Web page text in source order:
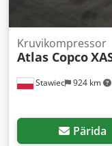
Stawiec 924 km
Kruvikompressor
Atlas Copco
Pärida